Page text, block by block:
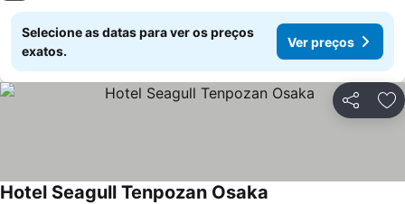
Selecione as datas para ver os preços
exatos.
Ver preços
Partilhar
Hotel Seagull Tenpozan Osaka